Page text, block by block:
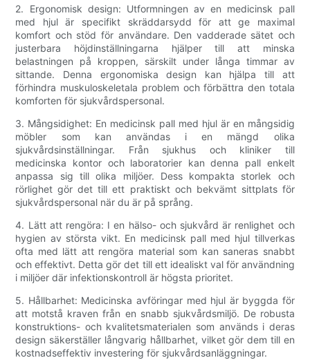
2. Ergonomisk design: Utformningen av en medicinsk pall
med hjul är specifikt skräddarsydd för att ge maximal
komfort och stöd för användare. Den vadderade sätet och
justerbara höjdinställningarna hjälper till att minska
belastningen på kroppen, särskilt under långa timmar av
sittande. Denna ergonomiska design kan hjälpa till att
förhindra muskuloskeletala problem och förbättra den totala
komforten för sjukvårdspersonal.
3. Mångsidighet: En medicinsk pall med hjul är en mångsidig
möbler som kan användas i en mängd olika
sjukvårdsinställningar. Från sjukhus och kliniker till
medicinska kontor och laboratorier kan denna pall enkelt
anpassa sig till olika miljöer. Dess kompakta storlek och
rörlighet gör det till ett praktiskt och bekvämt sittplats för
sjukvårdspersonal när du är på språng.
4. Lätt att rengöra: I en hälso- och sjukvård är renlighet och
hygien av största vikt. En medicinsk pall med hjul tillverkas
ofta med lätt att rengöra material som kan saneras snabbt
och effektivt. Detta gör det till ett idealiskt val för användning
i miljöer där infektionskontroll är högsta prioritet.
5. Hållbarhet: Medicinska avföringar med hjul är byggda för
att motstå kraven från en snabb sjukvårdsmiljö. De robusta
konstruktions- och kvalitetsmaterialen som används i deras
design säkerställer långvarig hållbarhet, vilket gör dem till en
kostnadseffektiv investering för sjukvårdsanläggningar.